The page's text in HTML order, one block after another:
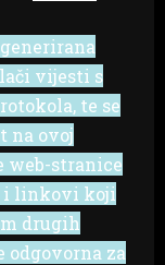
vijesti s
te se
na ovoj
web-stranice
i linkovi koji
drugih
odgovorna za